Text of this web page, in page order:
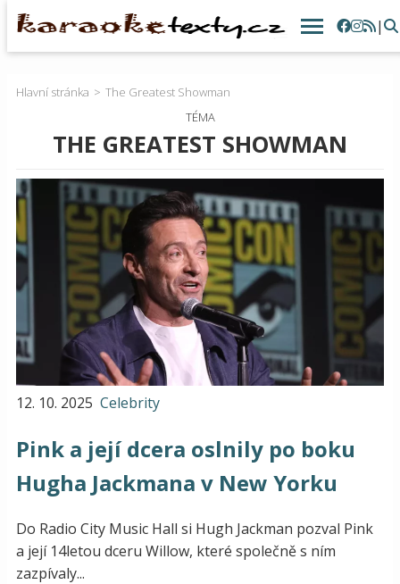
|
Hlavní stránka
The Greatest Showman
TÉMA
THE GREATEST SHOWMAN
12. 10. 2025 Celebrity
Pink a její dcera oslnily po boku
Hugha Jackmana v New Yorku
Do Radio City Music Hall si Hugh Jackman pozval Pink
a její 14letou dceru Willow, které společně s ním
zazpívaly...